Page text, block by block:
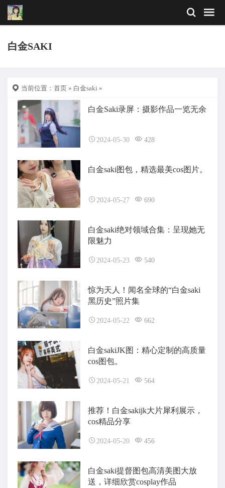
白金SAKI
当前位置： 首页 » 白金saki »
白金Saki录屏：摄影作品一览无余
2024-05-30 428
白金saki图包，精选最美cos图片。
2024-05-27 690
白金saki绝对领域合集：呈现她无
限魅力
2024-05-23 540
惊为天人！闻名全球的“白金saki
黑历史”照片集
2024-05-22 662
白金sakiJK图：精心定制的高质量
cos图包。
2024-05-21 564
推荐！白金sakijk大片犀利展示，
cos精品分享
2024-05-20 456
白金saki提督图包高清美图大放
送，详细欣赏cosplay作品